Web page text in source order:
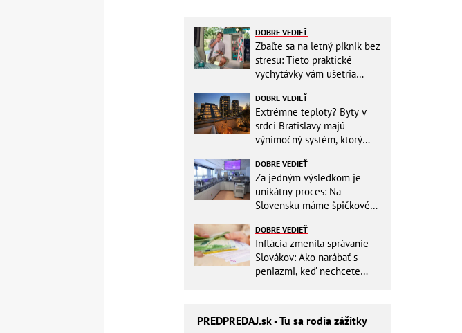
DOBRE VEDIEŤ
Zbaľte sa na letný piknik bez
stresu: Tieto praktické
vychytávky vám ušetria
DOBRE VEDIEŤ
Extrémne teploty? Byty v
srdci Bratislavy majú
výnimočný systém, ktorý
DOBRE VEDIEŤ
Za jedným výsledkom je
unikátny proces: Na
Slovensku máme špičkové
DOBRE VEDIEŤ
Inflácia zmenila správanie
Slovákov: Ako narábať s
peniazmi, keď nechcete
PREDPREDAJ.sk - Tu sa rodia zážitky